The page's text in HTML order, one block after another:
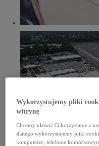
Wykorzystujemy pliki
witrynę
Chcemy ułatwić Ci korzystanie z
dlatego wykorzystujemy pliki
komputerze, telefonie